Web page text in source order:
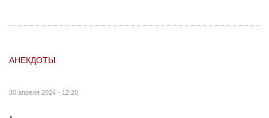
АНЕКДОТЫ
30 апреля 2024 - 12:20
.